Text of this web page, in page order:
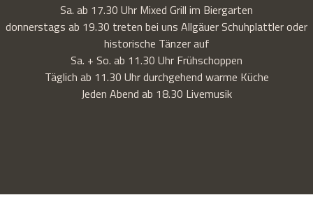
Sa. ab 17.30 Uhr Mixed Grill im Biergarten
donnerstags ab 19.30 treten bei uns Allgäuer Schuhplattler oder
historische Tänzer auf
Sa. + So. ab 11.30 Uhr Frühschoppen
Täglich ab 11.30 Uhr durchgehend warme Küche
Jeden Abend ab 18.30 Livemusik